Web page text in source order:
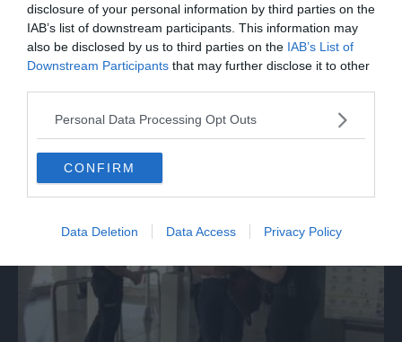
disclosure of your personal information by third parties on the
IAB’s list of downstream participants. This information may
also be disclosed by us to third parties on the IAB’s List of
Downstream Participants that may further disclose it to other
Personal Data Processing Opt Outs
CONFIRM
Data Deletion Data Access Privacy Policy
Marcinelle, La Russa: "C'è chi in passato
voltava le spalle a Marcinelle"